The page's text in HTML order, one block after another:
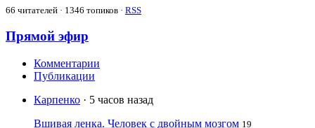
66 читателей · 1346 топиков · RSS
Прямой эфир
Комментарии
Публикации
Карпенко · 5 часов назад
Вшивая ленка. Человек с двойным мозгом 19